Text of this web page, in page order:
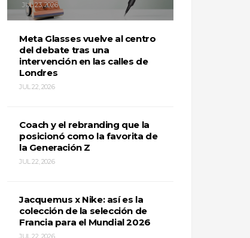
JUL 23, 2026
Meta Glasses vuelve al centro
del debate tras una
intervención en las calles de
Londres
JUL 22, 2026
Coach y el rebranding que la
posicionó como la favorita de
la Generación Z
JUL 22, 2026
Jacquemus x Nike: así es la
colección de la selección de
Francia para el Mundial 2026
JUL 22, 2026